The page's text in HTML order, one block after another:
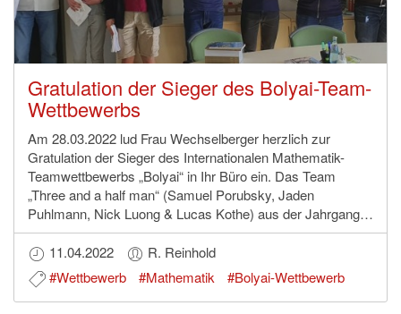
Gratulation der Sieger des Bolyai-Team-
Wettbewerbs
Am 28.03.2022 lud Frau Wechselberger herzlich zur
Gratulation der Sieger des Internationalen Mathematik-
Teamwettbewerbs „Bolyai“ in Ihr Büro ein. Das Team
„Three and a half man“ (Samuel Porubsky, Jaden
Puhlmann, Nick Luong & Lucas Kothe) aus der Jahrgang…
11.04.2022
R. Reinhold
#Wettbewerb
#Mathematik #Bolyai-Wettbewerb